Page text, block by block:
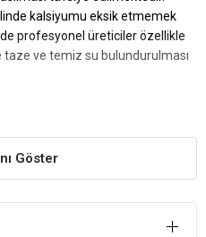
kalsiyumu eksik etmemek
profesyonel üreticiler özellikle
ve temiz su bulundurulması
BloğuGaga Taşı
kalsiyum eksikliğini tamamlar.
Göster